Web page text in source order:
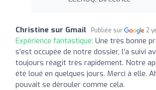
Christine sur Gmail Publiée sur 2
Expérience fantastique: Une très bonne
s'est occupée de notre dossier, l'a suivi
toujours réagit très rapidement. Notre
été loué en quelques jours. Merci à elle.
pouvait se dérouler comme cela.